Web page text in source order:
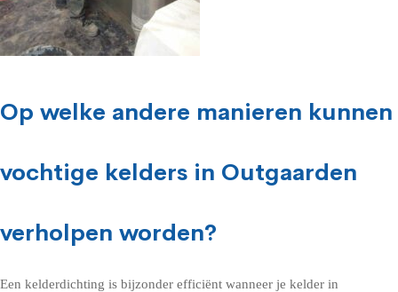
Op welke andere manieren kunnen
vochtige kelders in Outgaarden
verholpen worden?
Een kelderdichting is bijzonder efficiënt wanneer je kelder in